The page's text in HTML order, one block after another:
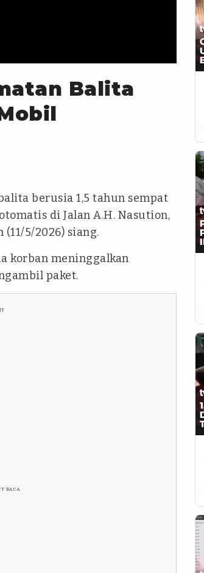
Balita
berusia 1,5 tahun sempat
di Jalan A.H. Nasution,
5/2026) siang.
korban meninggalkan
paket.
BACA